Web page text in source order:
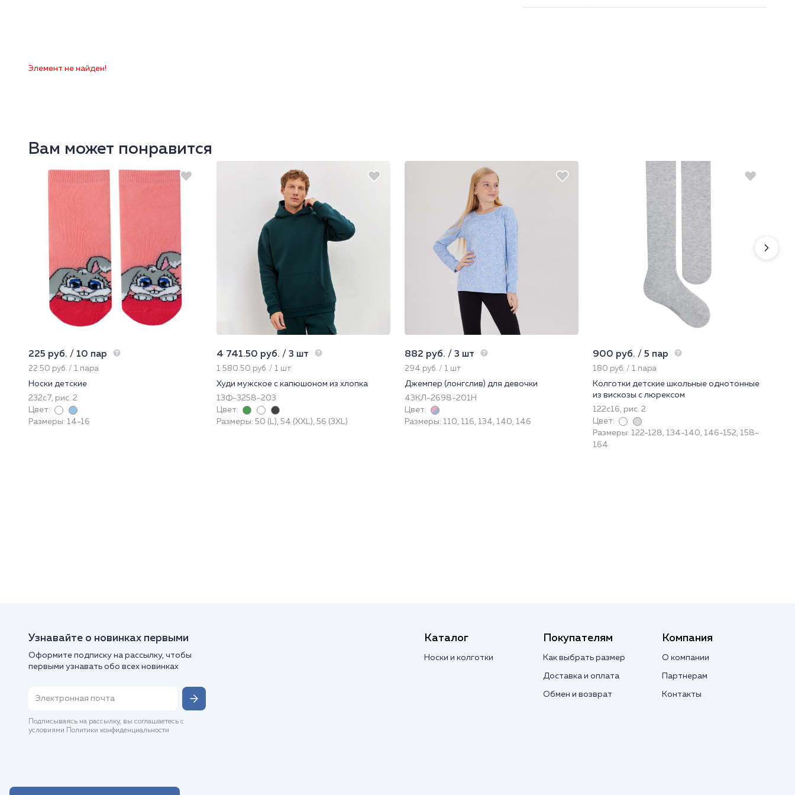
Элемент не найден!
Вам может понравится
225 руб. / 10 пар
22.50 руб. / 1 пара
Носки детские
232с7, рис. 2
Цвет:
Размеры: 14-16
4 741.50 руб. / 3 шт
1 580.50 руб. / 1 шт
Худи мужское с капюшоном из хлопка
13Ф-3258-203
Цвет:
Размеры: 50 (L), 54 (XXL), 56 (3XL)
882 руб. / 3 шт
294 руб. / 1 шт
Джемпер (лонгслив) для девочки
43КЛ-2698-201Н
Цвет:
Размеры: 110, 116, 134, 140, 146
900 руб. / 5 пар
180 руб. / 1 пара
Колготки детские школьные однотонные
из вискозы с люрексом
122с16, рис. 2
Цвет:
Размеры: 122-128, 134-140, 146-152, 158-
164
Узнавайте о новинках первыми
Оформите подписку на рассылку, чтобы
первыми узнавать обо всех новинках
Подписываясь на рассылку, вы соглашаетесь с
условиями Политики конфиденциальности
Каталог
Носки и колготки
Покупателям
Как выбрать размер
Доставка и оплата
Обмен и возврат
Компания
О компании
Партнерам
Контакты